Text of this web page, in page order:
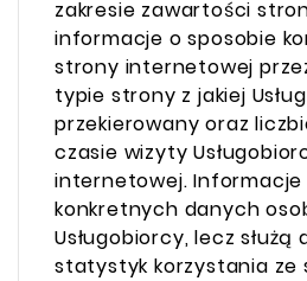
zakresie zawartości
informacje o sposobie
strony internetowej
typie strony z jakiej
przekierowany oraz
czasie wizyty
internetowej.
konkretnych danych
Usługobiorcy, lecz
statystyk korzystania ze